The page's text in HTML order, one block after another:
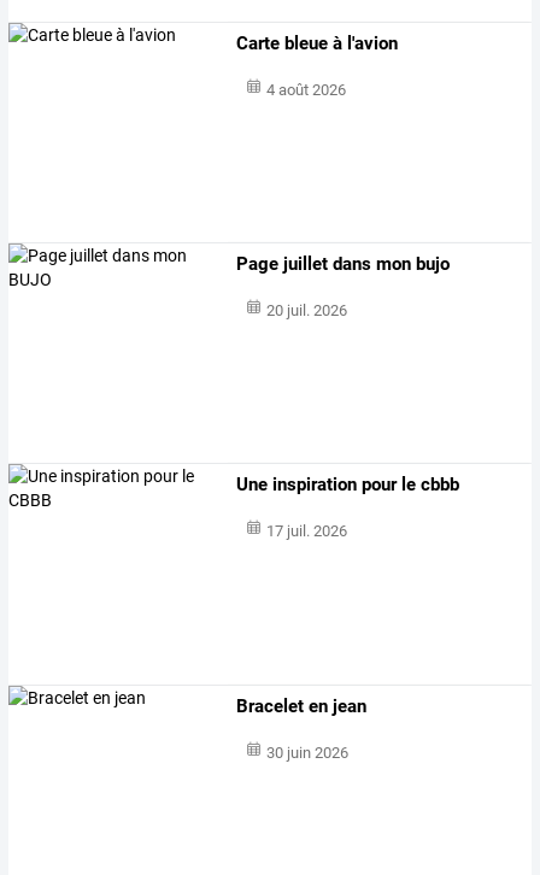
Carte bleue à l'avion
4 août 2026
Page juillet dans mon bujo
20 juil. 2026
Une inspiration pour le cbbb
17 juil. 2026
Bracelet en jean
30 juin 2026